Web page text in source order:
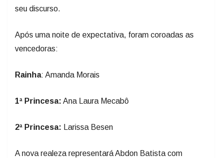
seu discurso.
Após uma noite de expectativa, foram coroadas as
vencedoras:
Rainha: Amanda Morais
1ª Princesa: Ana Laura Mecabô
2ª Princesa: Larissa Besen
A nova realeza representará Abdon Batista com